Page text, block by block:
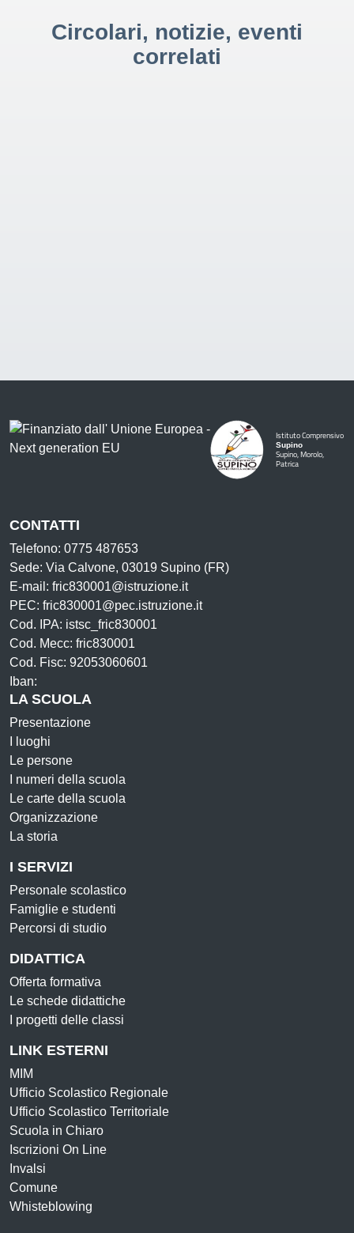
Circolari, notizie, eventi
correlati
Istituto Comprensivo
Supino
Supino, Morolo,
Patrica
CONTATTI
Telefono: 0775 487653
Sede: Via Calvone, 03019 Supino (FR)
E-mail: fric830001@istruzione.it
PEC: fric830001@pec.istruzione.it
Cod. IPA: istsc_fric830001
Cod. Mecc: fric830001
Cod. Fisc: 92053060601
Iban:
LA SCUOLA
Presentazione
I luoghi
Le persone
I numeri della scuola
Le carte della scuola
Organizzazione
La storia
I SERVIZI
Personale scolastico
Famiglie e studenti
Percorsi di studio
DIDATTICA
Offerta formativa
Le schede didattiche
I progetti delle classi
LINK ESTERNI
MIM
Ufficio Scolastico Regionale
Ufficio Scolastico Territoriale
Scuola in Chiaro
Iscrizioni On Line
Invalsi
Comune
Whisteblowing